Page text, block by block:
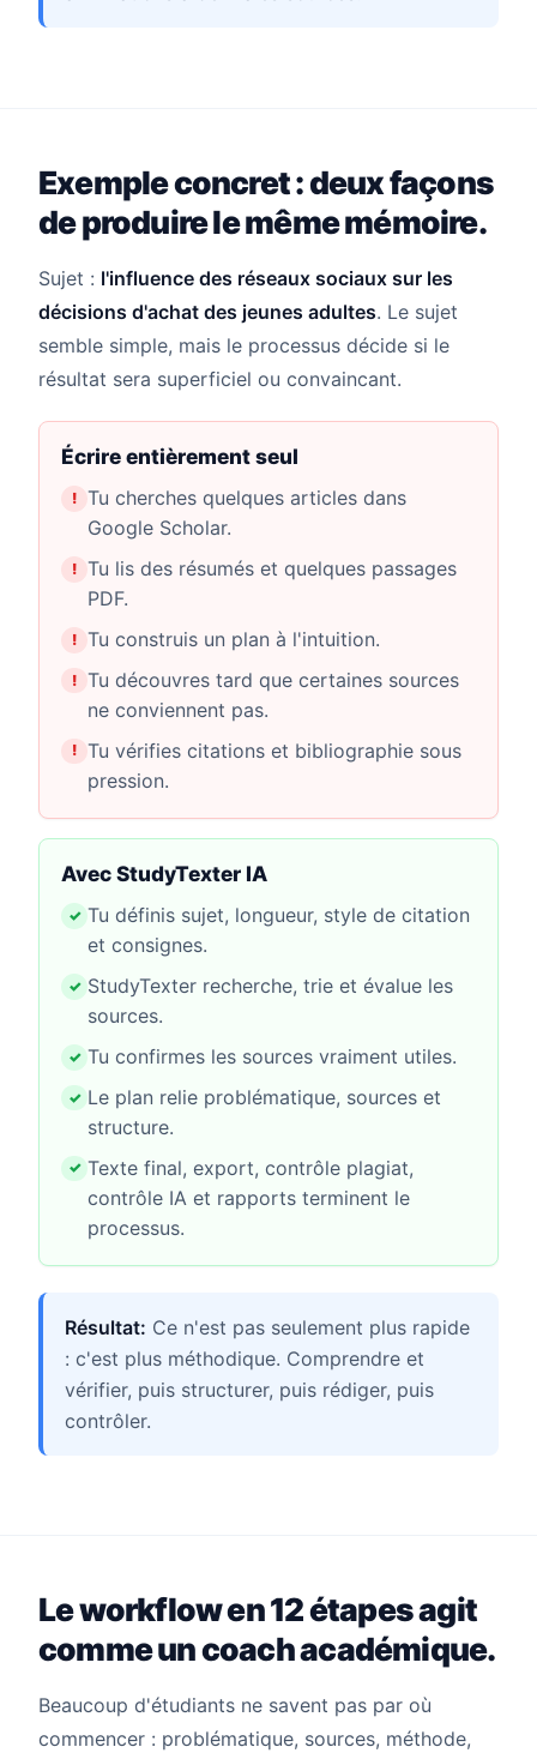
Exemple concret : deux façons
de produire le même mémoire.
Sujet : l'influence des réseaux sociaux sur les
décisions d'achat des jeunes adultes. Le sujet
semble simple, mais le processus décide si le
résultat sera superficiel ou convaincant.
Écrire entièrement seul
Tu cherches quelques articles dans
Google Scholar.
Tu lis des résumés et quelques passages
PDF.
Tu construis un plan à l'intuition.
Tu découvres tard que certaines sources
ne conviennent pas.
Tu vérifies citations et bibliographie sous
pression.
Avec StudyTexter IA
Tu définis sujet, longueur, style de citation
et consignes.
StudyTexter recherche, trie et évalue les
sources.
Tu confirmes les sources vraiment utiles.
Le plan relie problématique, sources et
structure.
Texte final, export, contrôle plagiat,
contrôle IA et rapports terminent le
processus.
Résultat: Ce n'est pas seulement plus rapide
: c'est plus méthodique. Comprendre et
vérifier, puis structurer, puis rédiger, puis
contrôler.
Le workflow en 12 étapes agit
comme un coach académique.
Beaucoup d'étudiants ne savent pas par où
commencer : problématique, sources, méthode,